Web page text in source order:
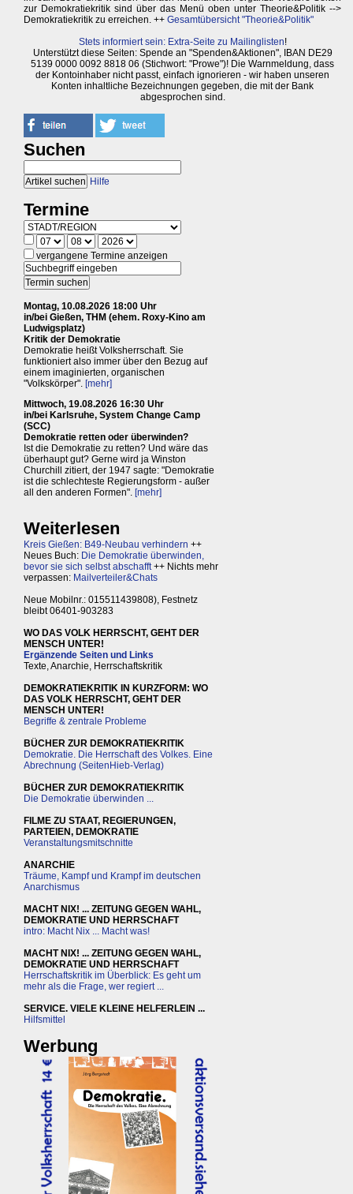
zur Demokratiekritik sind über das Menü oben unter Theorie&Politik -->
Demokratiekritik zu erreichen. ++ Gesamtübersicht "Theorie&Politik"
Stets informiert sein: Extra-Seite zu Mailinglisten!
Unterstützt diese Seiten: Spende an "Spenden&Aktionen", IBAN DE29
5139 0000 0092 8818 06 (Stichwort: "Prowe")! Die Warnmeldung, dass
der Kontoinhaber nicht passt, einfach ignorieren - wir haben unseren
Konten inhaltliche Bezeichnungen gegeben, die mit der Bank
abgesprochen sind.
Suchen
Hilfe
Termine
vergangene Termine anzeigen
Montag, 10.08.2026 18:00 Uhr
in/bei Gießen, THM (ehem. Roxy-Kino am
Ludwigsplatz)
Kritik der Demokratie
Demokratie heißt Volksherrschaft. Sie
funktioniert also immer über den Bezug auf
einem imaginierten, organischen
"Volkskörper". [mehr]
Mittwoch, 19.08.2026 16:30 Uhr
in/bei Karlsruhe, System Change Camp
(SCC)
Demokratie retten oder überwinden?
Ist die Demokratie zu retten? Und wäre das
überhaupt gut? Gerne wird ja Winston
Churchill zitiert, der 1947 sagte: "Demokratie
ist die schlechteste Regierungsform - außer
all den anderen Formen". [mehr]
Weiterlesen
Kreis Gießen: B49-Neubau verhindern ++
Neues Buch: Die Demokratie überwinden,
bevor sie sich selbst abschafft++ Nichts mehr
verpassen: Mailverteiler&Chats
Neue Mobilnr.: 015511439808), Festnetz
bleibt 06401-903283
WO DAS VOLK HERRSCHT, GEHT DER
MENSCH UNTER!
Ergänzende Seiten und Links
Texte, Anarchie, Herrschaftskritik
DEMOKRATIEKRITIK IN KURZFORM: WO
DAS VOLK HERRSCHT, GEHT DER
MENSCH UNTER!
Begriffe & zentrale Probleme
BÜCHER ZUR DEMOKRATIEKRITIK
Demokratie. Die Herrschaft des Volkes. Eine
Abrechnung (SeitenHieb-Verlag)
BÜCHER ZUR DEMOKRATIEKRITIK
Die Demokratie überwinden ...
FILME ZU STAAT, REGIERUNGEN,
PARTEIEN, DEMOKRATIE
Veranstaltungsmitschnitte
ANARCHIE
Träume, Kampf und Krampf im deutschen
Anarchismus
MACHT NIX! ... ZEITUNG GEGEN WAHL,
DEMOKRATIE UND HERRSCHAFT
intro: Macht Nix ... Macht was!
MACHT NIX! ... ZEITUNG GEGEN WAHL,
DEMOKRATIE UND HERRSCHAFT
Herrschaftskritik im Überblick: Es geht um
mehr als die Frage, wer regiert ...
SERVICE. VIELE KLEINE HELFERLEIN ...
Hilfsmittel
Werbung